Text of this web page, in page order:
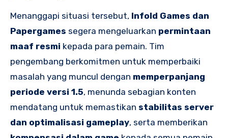
Menanggapi situasi tersebut, Infold Games dan
Papergames segera mengeluarkan permintaan
maaf resmi kepada para pemain. Tim
pengembang berkomitmen untuk memperbaiki
masalah yang muncul dengan memperpanjang
periode versi 1.5, menunda sebagian konten
mendatang untuk memastikan stabilitas server
dan optimalisasi gameplay, serta memberikan